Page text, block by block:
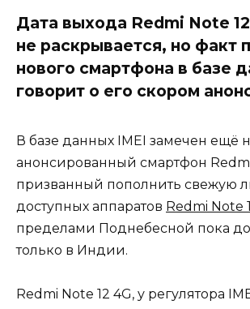
Дата выхода Redmi Note
не раскрывается, но факт
нового смартфона в базе
говорит о его скором
В базе данных IMEI замечен ещё
анонсированный смартфон Redmi
призванный пополнить свежую
доступных аппаратов Redmi Note
пределами Поднебесной пока
только в Индии.
Redmi Note 12 4G, у регулятора